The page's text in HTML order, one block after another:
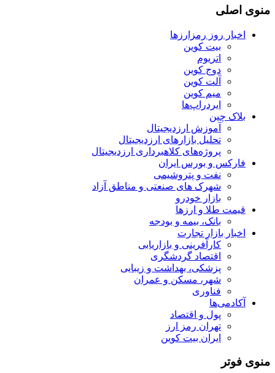
منوی اصلی
اخبار روز رمزارزها
بیت کوین
اتریوم
دوج کوین
آلت کوین
میم کوین‌
ایردراپ‌ها
بلاک چین
آموزش ارزدیجیتال
تحلیل بازارهای ارزدیجیتال
پروژه‌های کلاهبرداری ارزدیجیتال
فارکس و بورس ایران
نفت و پتروشیمی
شهرک های صنعتی و مناطق آزاد
بازار خودرو
قیمت طلا و ارزها
بانک، بیمه و بودجه
اخبار بازار تجارت
کارآفرینی و بازاریابی
اقتصاد گردشگری
پزشکی، بهداشت و زیبایی
شهر، مسکن و عمران
فناوری
آکادمی‌ها
پول و اقتصاد
تهران رمز ارز
ایران بیت کوین
منوی فوتر